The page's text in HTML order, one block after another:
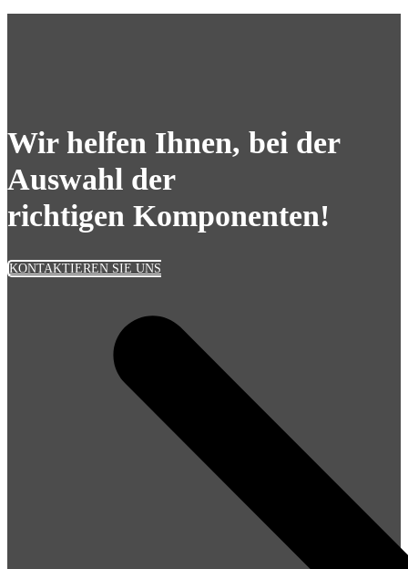
Wir helfen Ihnen, bei der
Auswahl der
richtigen Komponenten!
KONTAKTIEREN SIE UNS